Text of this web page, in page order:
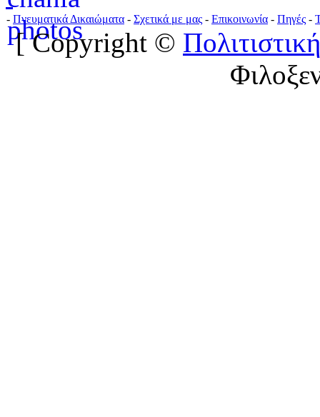
- Πνευματικά Δικαιώματα - Σχετικά με μας - Επικοινωνία - Πηγές -
[ Copyright ©